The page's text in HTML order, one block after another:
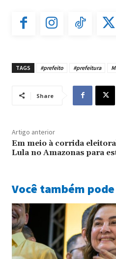
TAGS #prefeito #prefeitura
Share
Artigo anterior
Em meio à corrida
Lula no Amazonas para
Você também